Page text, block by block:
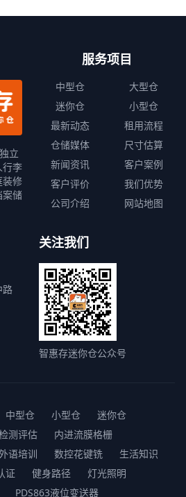
立
行李
装修
案储
服务项目
中型仓
大型仓
迷你仓
小型仓
最新动态
租用流程
仓储媒体
尺寸估算
新闻资讯
客户案例
客户评价
我们优势
公司介绍
网站地图
路
关注我们
智惠存迷你仓公众号
中型仓 小型仓
迷你仓
测评估
内进流膜格栅
语培训 数控花键铣
生活知识
证 健身路径
灯光照明
PDS863液位变送器